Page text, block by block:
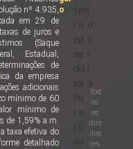
nº 4.935,
em 29 de
de juros e
(Saque
Estadual,
de
da empresa
adicionais
mínimo de 60
mínimo de
de 1,59% a.m.
taxa efetiva do
detalhado
o
i
c
a
d
e
P
r
m
o
d
e
U
s
o
e
i
d
o
r
i
a
Tod
os
os
dire
itos
res